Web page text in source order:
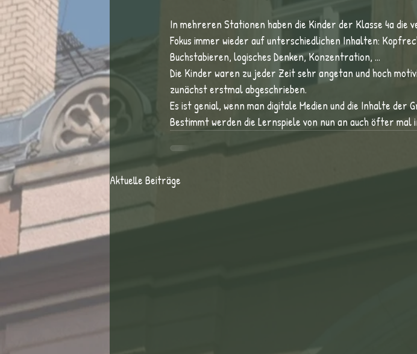
In mehreren Stationen haben die Kinder der Klasse 4a die
Fokus immer wieder auf unterschiedlichen Inhalten:
Buchstabieren, logisches Denken, Konzentration, ...
Die Kinder waren zu jeder Zeit sehr angetan und hoch
zunächst erstmal abgeschrieben.
Es ist genial, wenn man digitale Medien und die Inhalte der
Bestimmt werden die Lernspiele von nun an auch öfter mal
Aktuelle Beiträge